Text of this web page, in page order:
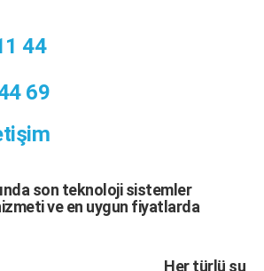
44
69
son teknoloji sistemler
ve en uygun fiyatlarda
Her türlü su